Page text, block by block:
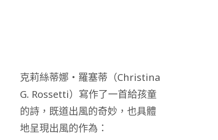
克莉絲蒂娜・羅塞蒂（Christina
G. Rossetti）寫作了一首給孩童
的詩，既道出風的奇妙，也具體
地呈現出風的作為：